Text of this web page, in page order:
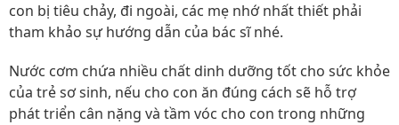
con bị tiêu chảy, đi ngoài, các mẹ nhớ nhất thiết phải
tham khảo sự hướng dẫn của bác sĩ nhé.
Nước cơm chứa nhiều chất dinh dưỡng tốt cho sức khỏe
của trẻ sơ sinh, nếu cho con ăn đúng cách sẽ hỗ trợ
phát triển cân nặng và tầm vóc cho con trong những